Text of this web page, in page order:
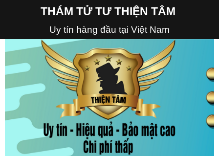
THÁM TỬ TƯ THIỆN TÂM
Uy tín hàng đầu tại Việt Nam